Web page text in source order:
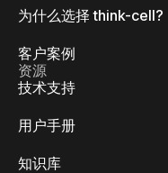
为什么选择 think-cell?
客户案例
资源
技术支持
用户手册
知识库